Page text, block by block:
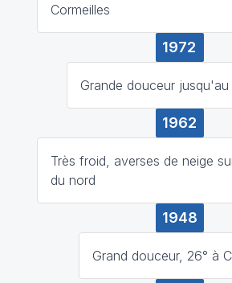
Cormeilles
1972
Grande douceur jusqu'au
1962
Très froid, averses de neige
du nord
1948
Grand douceur, 26° à